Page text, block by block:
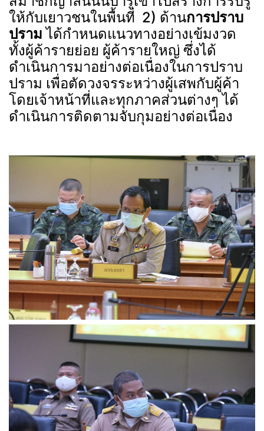
ให้กับเยาวชนในพื้นที่ 2) ด้านการปราบ
ปราม ได้กำหนดแนวทางอย่างเข้มงวด
ทั้งผู้ค้ารายย่อย ผู้ค้ารายใหญ่ ซึ่งได้
ดำเนินการมาอย่างต่อเนื่องในการปราบ
ปราม เพื่อตัดวงจรระหว่างผู้เสพกับผู้ค้า
โดยเจ้าหน้าที่และทุกภาคส่วนต่างๆ ได้
ดำเนินการติดตามจับกุมอย่างต่อเนื่อง